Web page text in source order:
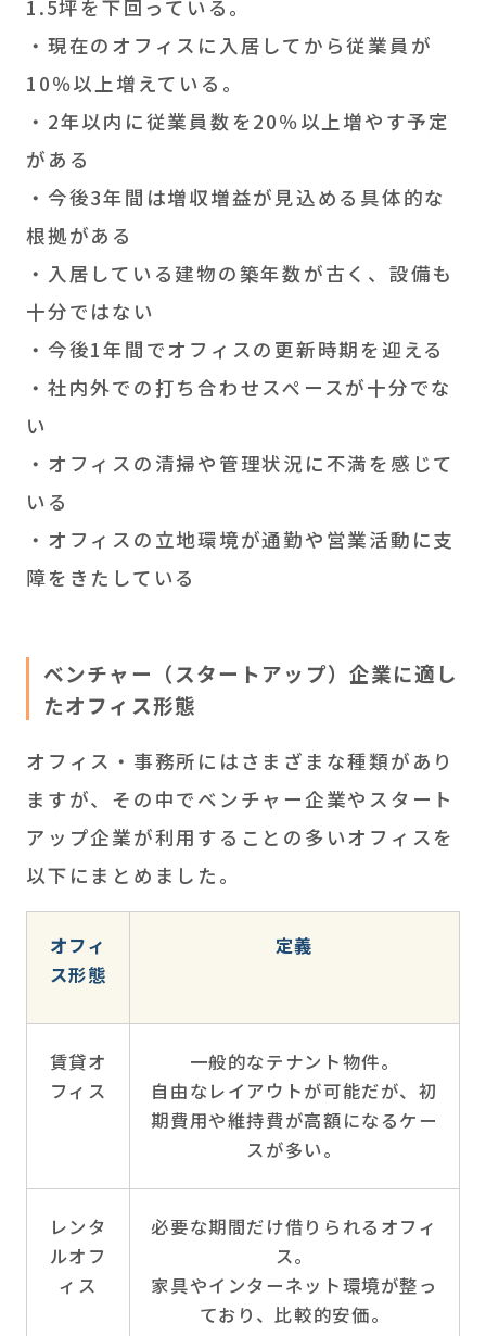
1.5坪を下回っている。
・現在のオフィスに入居してから従業員が
10％以上増えている。
・2年以内に従業員数を20％以上増やす予定
がある
・今後3年間は増収増益が見込める具体的な
根拠がある
・入居している建物の築年数が古く、設備も
十分ではない
・今後1年間でオフィスの更新時期を迎える
・社内外での打ち合わせスペースが十分でな
い
・オフィスの清掃や管理状況に不満を感じて
いる
・オフィスの立地環境が通勤や営業活動に支
障をきたしている
ベンチャー（スタートアップ）企業に適し
たオフィス形態
オフィス・事務所にはさまざまな種類があり
ますが、その中でベンチャー企業やスタート
アップ企業が利用することの多いオフィスを
以下にまとめました。
オフィ
ス形態
定義
賃貸オ
フィス
一般的なテナント物件。
自由なレイアウトが可能だが、初
期費用や維持費が高額になるケー
スが多い。
レンタ
ルオフ
ィス
必要な期間だけ借りられるオフィ
ス。
家具やインターネット環境が整っ
ており、比較的安価。